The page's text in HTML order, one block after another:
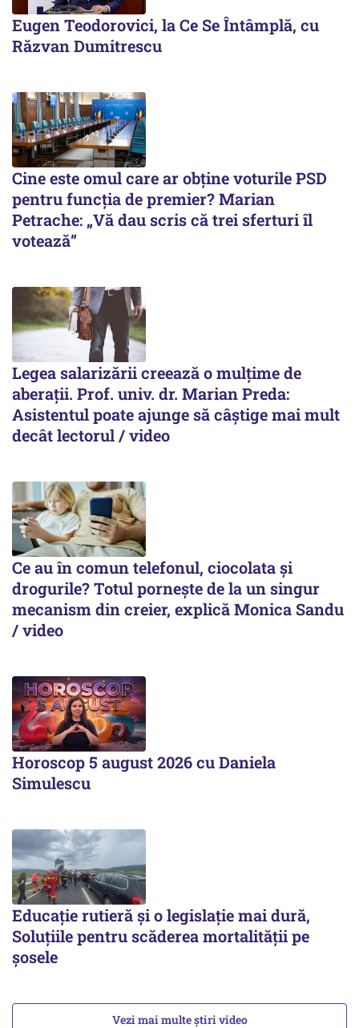
Eugen Teodorovici, la Ce Se Întâmplă, cu
Răzvan Dumitrescu
Cine este omul care ar obține voturile PSD
pentru funcția de premier? Marian
Petrache: „Vă dau scris că trei sferturi îl
votează”
Legea salarizării creează o mulțime de
aberații. Prof. univ. dr. Marian Preda:
Asistentul poate ajunge să câștige mai mult
decât lectorul / video
Ce au în comun telefonul, ciocolata și
drogurile? Totul pornește de la un singur
mecanism din creier, explică Monica Sandu
/ video
Horoscop 5 august 2026 cu Daniela
Simulescu
Educație rutieră și o legislație mai dură,
Soluțiile pentru scăderea mortalității pe
şosele
Vezi mai multe știri video